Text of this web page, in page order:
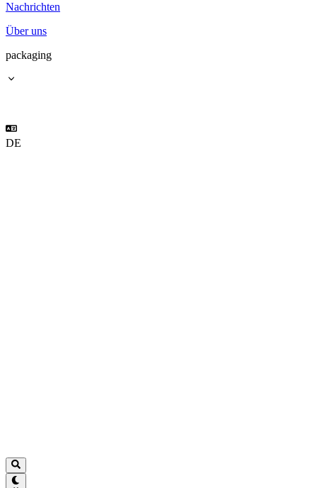
Nachrichten
Über uns
packaging
DE